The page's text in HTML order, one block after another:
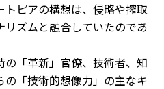
ピアの構想は、侵略や搾取
リズムと融合していたのであ
「革新」官僚、技術者、知
「技術的想像力」の主なキ